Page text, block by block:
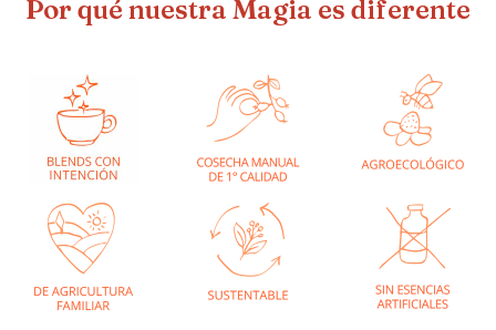
Por qué nuestra Magia es diferente